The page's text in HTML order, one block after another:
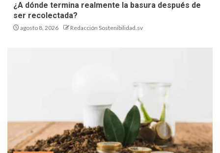
¿A dónde termina realmente la basura después de
ser recolectada?
agosto 8, 2026 Redacción Sostenibilidad.sv